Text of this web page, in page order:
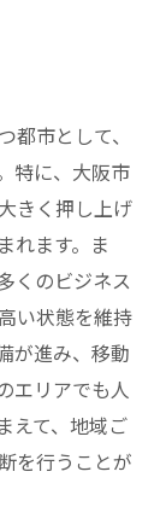
ト
の重要性
市として、
特に、大阪市
きく押し上げ
れます。ま
くのビジネス
い状態を維持
が進み、移動
エリアでも人
えて、地域ご
を行うことが